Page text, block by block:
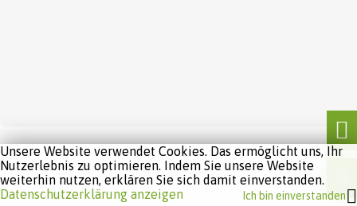
Unsere Website verwendet Cookies. Das ermöglicht uns, Ihr
Nutzerlebnis zu optimieren. Indem Sie unsere Website
weiterhin nutzen, erklären Sie sich damit einverstanden.
Datenschutzerklärung anzeigen
Ich bin einverstanden